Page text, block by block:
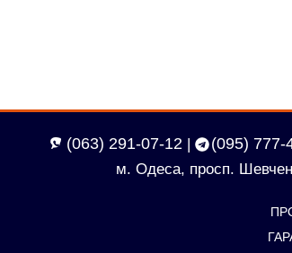
(063) 291-07-12 | (095) 777-
м. Одеса, просп.